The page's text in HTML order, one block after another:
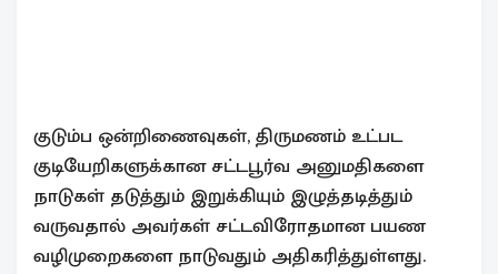
குடும்ப ஒன்றிணைவுகள், திருமணம் உட்பட
குடியேறிகளுக்கான சட்டபூர்வ அனுமதிகளை
நாடுகள் தடுத்தும் இறுக்கியும் இழுத்தடித்தும்
வருவதால் அவர்கள் சட்டவிரோதமான பயண
வழிமுறைகளை நாடுவதும் அதிகரித்துள்ளது.